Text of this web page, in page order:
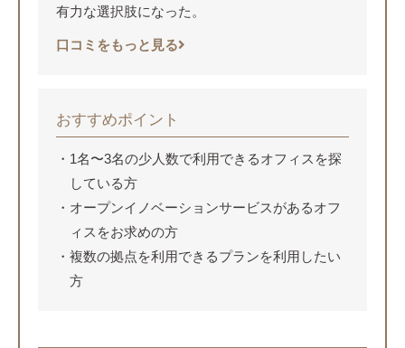
有力な選択肢になった。
口コミをもっと見る
おすすめポイント
1名〜3名の少人数で利用できるオフィスを探
している方
オープンイノベーションサービスがあるオフ
ィスをお求めの方
複数の拠点を利用できるプランを利用したい
方